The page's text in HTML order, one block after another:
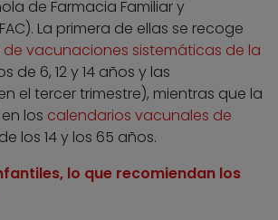
de Farmacia Familiar y
La primera de ellas se recoge
vacunaciones sistemáticas de la
de 6, 12 y 14 años y las
el tercer trimestre), mientras que la
los calendarios vacunales de
los 14 y los 65 años.
lo que recomiendan los